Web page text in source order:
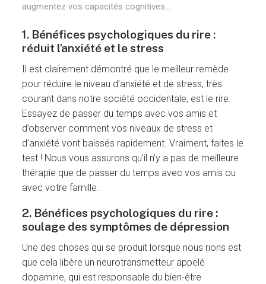
augmentez vos capacités cognitives…
1. Bénéfices psychologiques du rire :
réduit l’anxiété et le stress
Il est clairement démontré que le meilleur remède
pour réduire le niveau d’anxiété et de stress, très
courant dans notre société occidentale, est le rire.
Essayez de passer du temps avec vos amis et
d’observer comment vos niveaux de stress et
d’anxiété vont baissés rapidement. Vraiment, faites le
test ! Nous vous assurons qu’il n’y a pas de meilleure
thérapie que de passer du temps avec vos amis ou
avec votre famille.
2. Bénéfices psychologiques du rire :
soulage des symptômes de dépression
Une des choses qui se produit lorsque nous rions est
que cela libère un neurotransmetteur appelé
dopamine, qui est responsable du bien-être